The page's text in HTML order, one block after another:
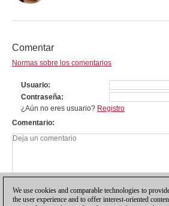
Comentar
Normas sobre los comentarios
Usuario
Contraseña
¿Aún no eres usuario? Registro
Comentario
We use cookies and comparable technologies to
the user experience and to offer interest-oriented